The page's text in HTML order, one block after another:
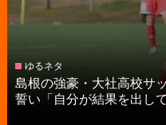
ゆるネタ
島根の強豪・大社高校サ
誓い「自分が結果を出し